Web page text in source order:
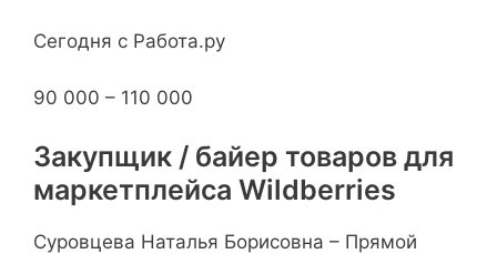
Сегодня с Работа.ру
90 000 – 110 000
Закупщик / байер товаров для
маркетплейса Wildberries
Суровцева Наталья Борисовна – Прямой